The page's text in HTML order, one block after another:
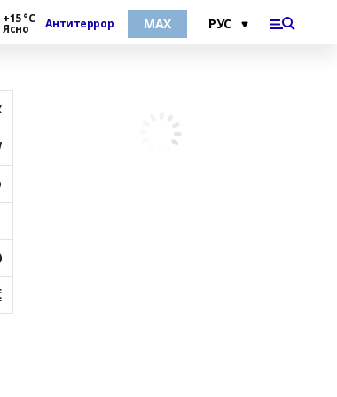
+15 °С
Ясно Антитеррор МАХ